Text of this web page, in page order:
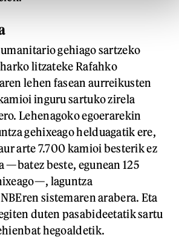
gehiago sartzeko
litzateke Rafahko
lehen fasean aurreikusten
inguru sartuko zirela
Lehenagoko egoerarekin
gehixeago helduagatik ere,
arte 7.700 kamioi besterik ez
—batez beste, egunean 125
laguntza
sistemaren arabera. Eta
duten pasabideetatik sartu
hegoaldetik.